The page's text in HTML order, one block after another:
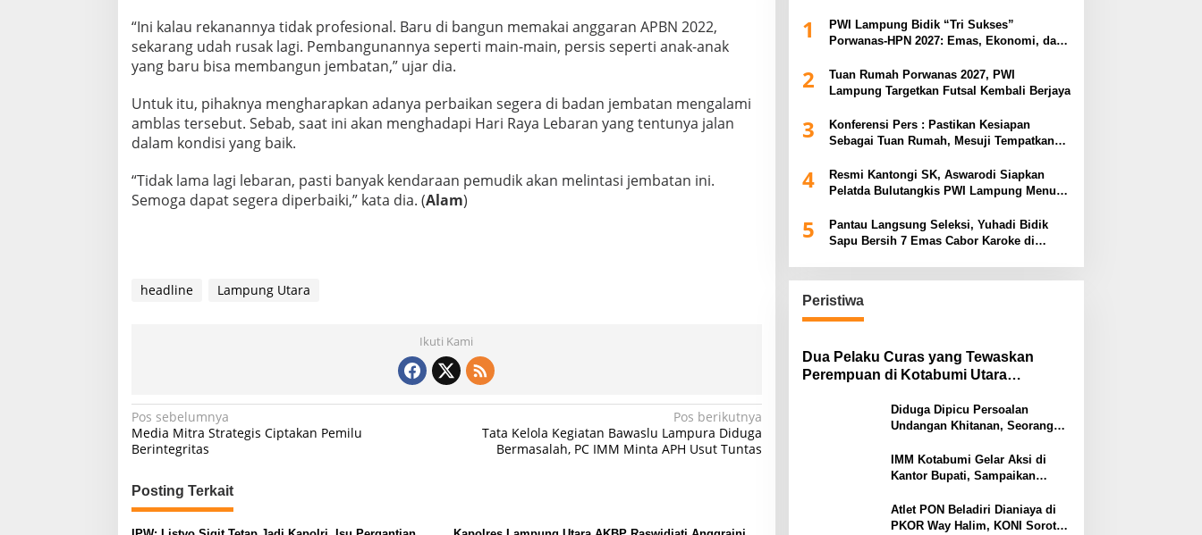
“Ini kalau rekanannya tidak profesional. Baru di bangun memakai anggaran APBN 2022,
sekarang udah rusak lagi. Pembangunannya seperti main-main, persis seperti anak-anak
yang baru bisa membangun jembatan,” ujar dia.
Untuk itu, pihaknya mengharapkan adanya perbaikan segera di badan jembatan mengalami
amblas tersebut. Sebab, saat ini akan menghadapi Hari Raya Lebaran yang tentunya jalan
dalam kondisi yang baik.
“Tidak lama lagi lebaran, pasti banyak kendaraan pemudik akan melintasi jembatan ini.
Semoga dapat segera diperbaiki,” kata dia. (Alam)
headline Lampung Utara
Ikuti Kami
N
a
i
Pos sebelumnya
Media Mitra Strategis Ciptakan Pemilu
Berintegritas
Pos berikutnya
Tata Kelola Kegiatan Bawaslu Lampura Diduga
Bermasalah, PC IMM Minta APH Usut Tuntas
Posting Terkait
1
PWI Lampung Bidik “Tri Sukses”
Porwanas-HPN 2027: Emas, Ekonomi, dan
2
Tuan Rumah Porwanas 2027, PWI
Lampung Targetkan Futsal Kembali Berjaya
3
Konferensi Pers : Pastikan Kesiapan
Sebagai Tuan Rumah, Mesuji Tempatkan
Piala Gubernur Lampung
4
Resmi Kantongi SK, Aswarodi Siapkan
Pelatda Bulutangkis PWI Lampung Menuju
5
Pantau Langsung Seleksi, Yuhadi Bidik
Sapu Bersih 7 Emas Cabor Karoke di
Peristiwa
Dua Pelaku Curas yang Tewaskan
Perempuan di Kotabumi Utara
Diduga Dipicu Persoalan
Undangan Khitanan, Seorang
Tertembak
IMM Kotabumi Gelar Aksi di
Kantor Bupati, Sampaikan
Pemkab Lampung Utara
Atlet PON Beladiri Dianiaya di
PKOR Way Halim, KONI Soroti